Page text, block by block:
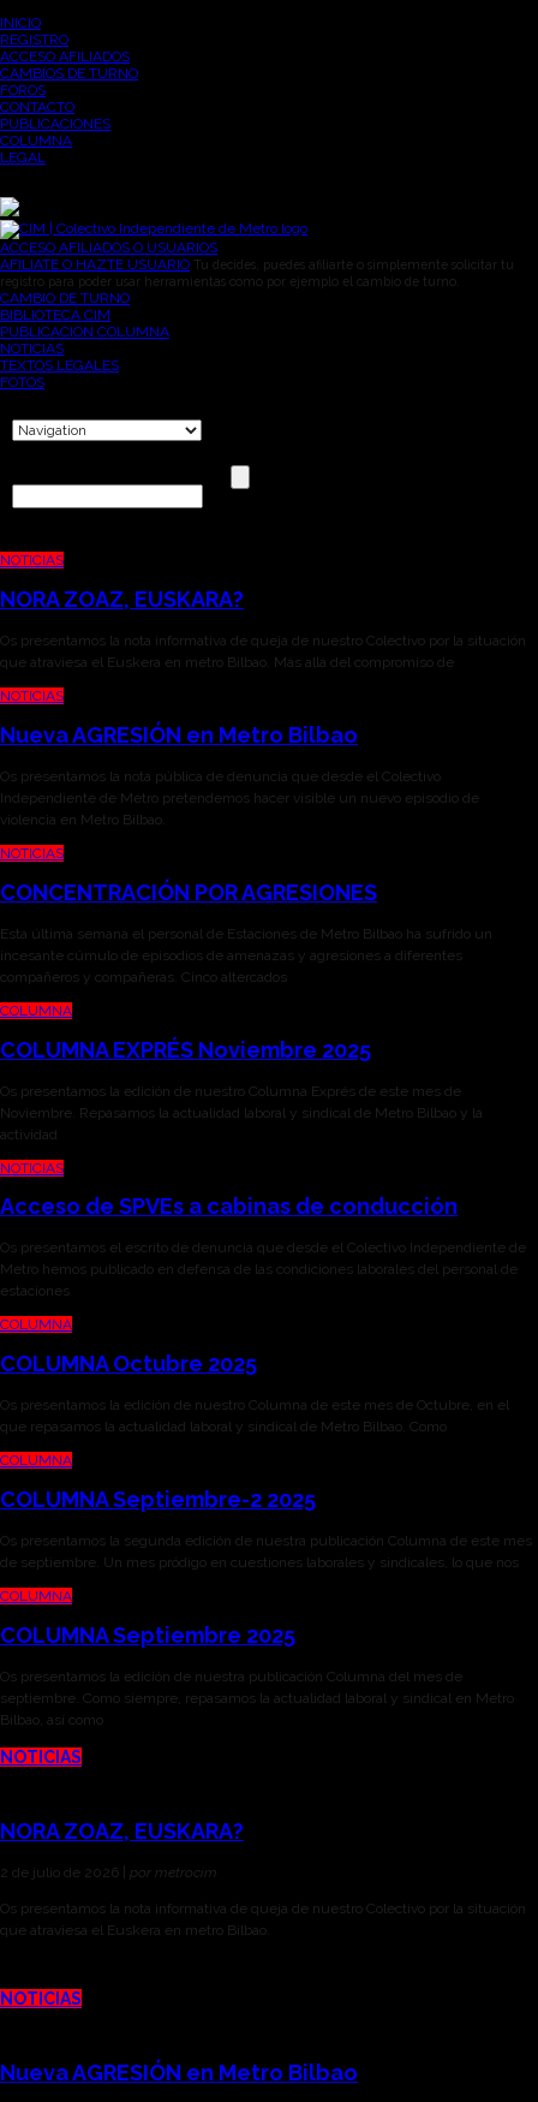
INICIO
REGISTRO
ACCESO AFILIADOS
CAMBIOS DE TURNO
FOROS
CONTACTO
PUBLICACIONES
COLUMNA
LEGAL
ACCESO AFILIADOS O USUARIOS
AFILIATE O HAZTE USUARIO Tu decides, puedes afiliarte o simplemente solicitar tu
registro para poder usar herramientas como por ejemplo el cambio de turno.
CAMBIO DE TURNO
BIBLIOTECA CIM
PUBLICACION COLUMNA
NOTICIAS
TEXTOS LEGALES
FOTOS
NOTICIAS
NORA ZOAZ, EUSKARA?
Os presentamos la nota informativa de queja de nuestro Colectivo por la situación
que atraviesa el Euskera en metro Bilbao. Más allá del compromiso de
NOTICIAS
Nueva AGRESIÓN en Metro Bilbao
Os presentamos la nota pública de denuncia que desde el Colectivo
Independiente de Metro pretendemos hacer visible un nuevo episodio de
violencia en Metro Bilbao.
NOTICIAS
CONCENTRACIÓN POR AGRESIONES
Esta última semana el personal de Estaciones de Metro Bilbao ha sufrido un
incesante cúmulo de episodios de amenazas y agresiones a diferentes
compañeros y compañeras. Cinco altercados
COLUMNA
COLUMNA EXPRÉS Noviembre 2025
Os presentamos la edición de nuestro Columna Exprés de este mes de
Noviembre. Repasamos la actualidad laboral y sindical de Metro Bilbao y la
actividad
NOTICIAS
Acceso de SPVEs a cabinas de conducción
Os presentamos el escrito de denuncia que desde el Colectivo Independiente de
Metro hemos publicado en defensa de las condiciones laborales del personal de
estaciones
COLUMNA
COLUMNA Octubre 2025
Os presentamos la edición de nuestro Columna de este mes de Octubre, en el
que repasamos la actualidad laboral y sindical de Metro Bilbao. Como
COLUMNA
COLUMNA Septiembre-2 2025
Os presentamos la segunda edición de nuestra publicación Columna de este mes
de septiembre. Un mes pródigo en cuestiones laborales y sindicales, lo que nos
COLUMNA
COLUMNA Septiembre 2025
Os presentamos la edición de nuestra publicación Columna del mes de
septiembre. Como siempre, repasamos la actualidad laboral y sindical en Metro
Bilbao, así como
NOTICIAS
NORA ZOAZ, EUSKARA?
2 de julio de 2026 | por metrocim
Os presentamos la nota informativa de queja de nuestro Colectivo por la situación
que atraviesa el Euskera en metro Bilbao.
NOTICIAS
Nueva AGRESIÓN en Metro Bilbao